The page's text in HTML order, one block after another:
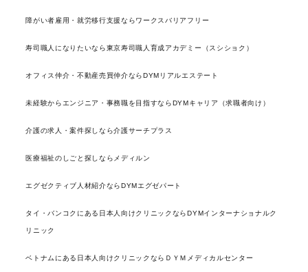
障がい者雇用・就労移行支援ならワークスバリアフリー
寿司職人になりたいなら東京寿司職人育成アカデミー（スシショク）
オフィス仲介・不動産売買仲介ならDYMリアルエステート
未経験からエンジニア・事務職を目指すならDYMキャリア（求職者向け）
介護の求人・案件探しなら介護サーチプラス
医療福祉のしごと探しならメディルン
エグゼクティブ人材紹介ならDYMエグゼパート
タイ・バンコクにある日本人向けクリニックならDYMインターナショナルク
リニック
ベトナムにある日本人向けクリニックならＤＹＭメディカルセンター